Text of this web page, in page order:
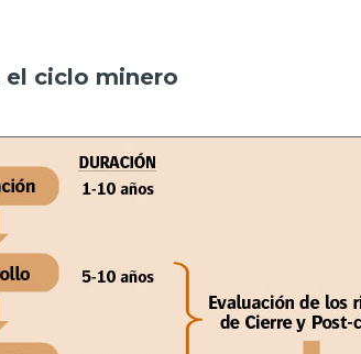
el ciclo minero